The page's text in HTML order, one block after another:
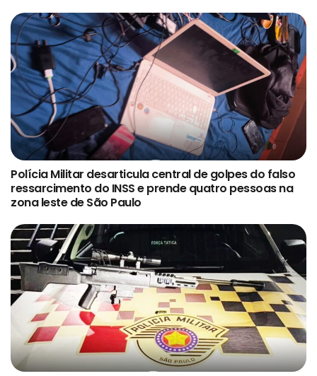
Polícia Militar desarticula central de golpes do falso
ressarcimento do INSS e prende quatro pessoas na
zona leste de São Paulo